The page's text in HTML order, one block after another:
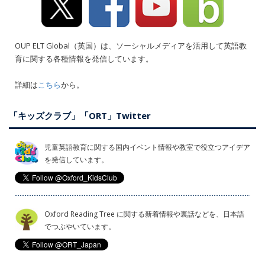
OUP ELT Global（英国）は、ソーシャルメディアを活用して英語教
育に関する各種情報を発信しています。
詳細はこちらから。
「キッズクラブ」「ORT」Twitter
児童英語教育に関する国内イベント情報や教室で役立つアイデア
を発信しています。
Oxford Reading Tree に関する新着情報や裏話などを、日本語
でつぶやいています。